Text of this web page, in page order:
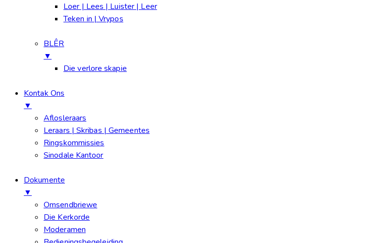
Loer | Lees | Luister | Leer
Teken in | Vrypos
BLÊR
▼
Die verlore skapie
Kontak Ons
▼
Aflosleraars
Leraars | Skribas | Gemeentes
Ringskommissies
Sinodale Kantoor
Dokumente
▼
Omsendbriewe
Die Kerkorde
Moderamen